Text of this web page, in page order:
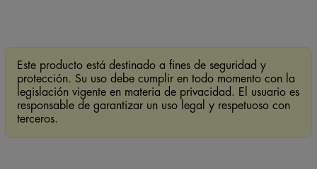
Este producto está destinado a fines de seguridad y
protección. Su uso debe cumplir en todo momento con la
legislación vigente en materia de privacidad. El usuario es
responsable de garantizar un uso legal y respetuoso con
terceros.